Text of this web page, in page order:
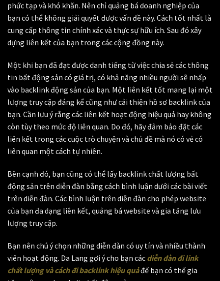
phức tạp và khó khăn. Nên chỉ quảng bá doanh nghiệp của
bạn có thể không giải quyết được vấn đề này. Cách tốt nhất là
cung cấp thông tin chính xác và thực sự hữu ích. Sau đó xây
dựng liên kết của bạn trong các cộng đồng này.
Một khi bạn đã đạt được danh tiếng từ việc chia sẻ các thông
tin bất động sản có giá trị, có khả năng nhiều người sẽ nhấp
vào backlink động sản của bạn. Một liên kết tốt mang lại một
lượng truy cập đáng kể cũng như cải thiện hồ sơ backlink của
bạn. Cần lưu ý rằng các liên kết hoạt động hiệu quả hay không
còn tùy theo mức độ liên quan. Do đó, hãy đảm bảo đặt các
liên kết trong các cuộc trò chuyện và chủ đề mà nó có vẻ có
liên quan một cách tự nhiên.
Bên cạnh đó, bạn cũng có thể lấy backlink chất lượng bất
động sản trên diễn đàn bằng cách bình luận dưới các bài viết
trên diễn đàn. Các bình luận trên diễn đàn cho phép website
của bạn đa dạng liên kết, quảng bá website và gia tăng lưu
lượng truy cập.
Bạn nên chú ý chọn những diễn đàn có uy tín và nhiều thành
viên hoạt động. Da Lang gợi ý cho bạn các diễn đàn đi link
chất lượng và cách đi backlink hiệu quảđể bạn có thể gia